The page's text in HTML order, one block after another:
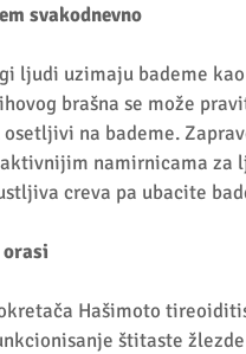
svakodnevno
ljudi uzimaju bademe
brašna se može
na bademe.
namirnicama za
creva pa ubacite
Hašimoto
štitaste